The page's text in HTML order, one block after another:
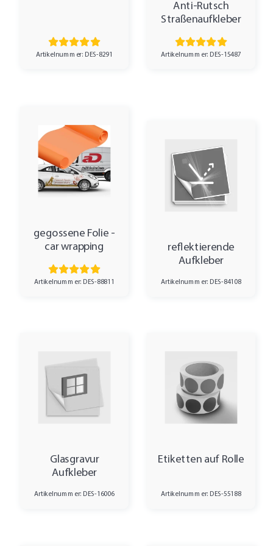
Artikelnummer: DES-8291
Anti-Rutsch
Straßenaufkleber
Artikelnummer: DES-15487
gegossene Folie -
car wrapping
Artikelnummer: DES-88811
reflektierende
Aufkleber
Artikelnummer: DES-84108
Glasgravur
Aufkleber
Artikelnummer: DES-16006
Etiketten auf Rolle
Artikelnummer: DES-55188